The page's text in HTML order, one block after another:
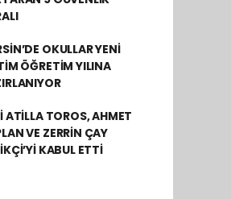
OKULLAR YENİ
ÖĞRETİM YILINA
ATİLLA TOROS, AHMET
VE ZERRİN ÇAY
KABUL ETTİ